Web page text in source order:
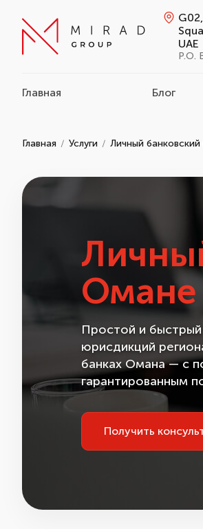
UAE
P.O.
Главная Блог
Главная Услуги Личный
Омане
Простой и
юрисдикций
банках Омана — с
гарантированным
Получить